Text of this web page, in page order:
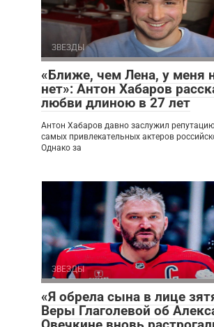
ЗВЕЗДЫ
«Ближе, чем Лена, у меня
нет»: Антон Хабаров
любви длиною в 27 лет
Антон Хабаров давно заслужил
самых привлекательных актеров
Однако за
ЗВЕЗДЫ
«Я обрела сына в лице
Веры Глаголевой об